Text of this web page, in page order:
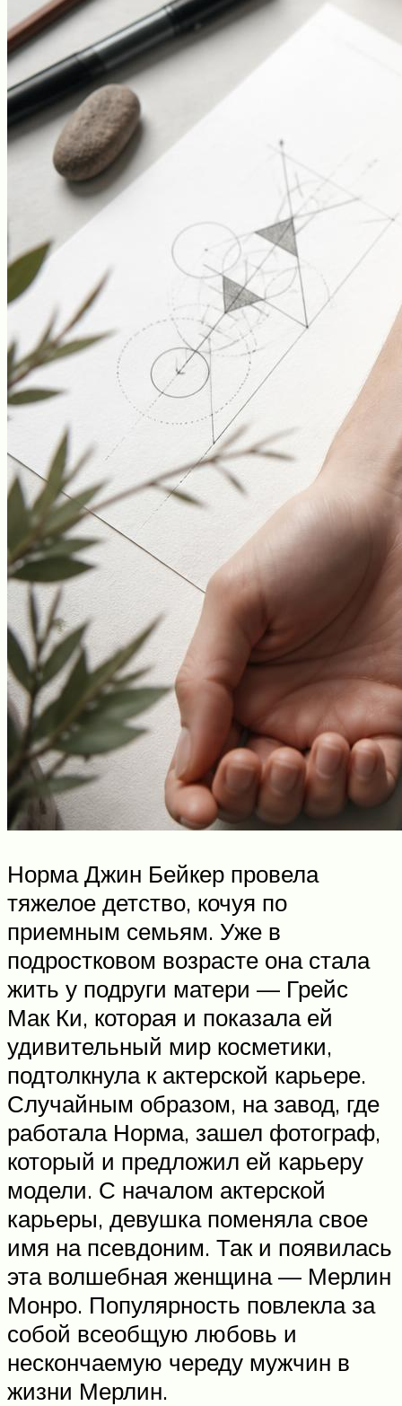
Норма Джин Бейкер провела
тяжелое детство, кочуя по
приемным семьям. Уже в
подростковом возрасте она стала
жить у подруги матери — Грейс
Мак Ки, которая и показала ей
удивительный мир косметики,
подтолкнула к актерской карьере.
Случайным образом, на завод, где
работала Норма, зашел фотограф,
который и предложил ей карьеру
модели. С началом актерской
карьеры, девушка поменяла свое
имя на псевдоним. Так и появилась
эта волшебная женщина — Мерлин
Монро. Популярность повлекла за
собой всеобщую любовь и
нескончаемую череду мужчин в
жизни Мерлин.